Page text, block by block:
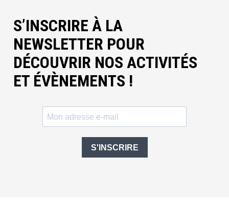
S’INSCRIRE À LA
NEWSLETTER POUR
DÉCOUVRIR NOS ACTIVITÉS
ET ÉVÈNEMENTS !
S'INSCRIRE